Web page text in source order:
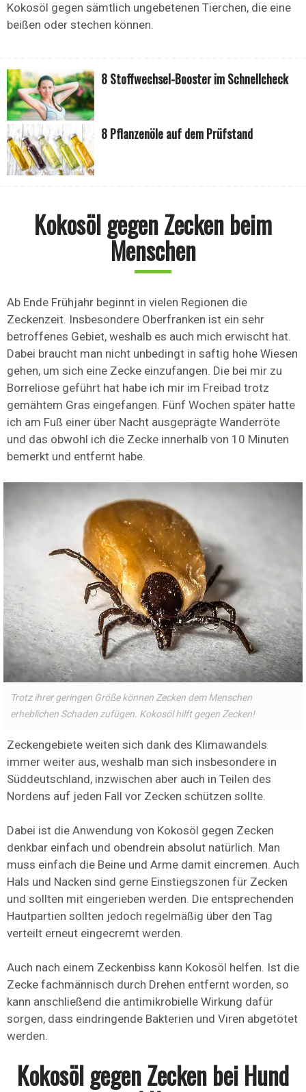
Kokosöl gegen sämtlich ungebetenen Tierchen, die eine
beißen oder stechen können.
8 Stoffwechsel-Booster im Schnellcheck
8 Pflanzenöle auf dem Prüfstand
Kokosöl gegen Zecken beim
Menschen
Ab Ende Frühjahr beginnt in vielen Regionen die
Zeckenzeit. Insbesondere Oberfranken ist ein sehr
betroffenes Gebiet, weshalb es auch mich erwischt hat.
Dabei braucht man nicht unbedingt in saftig hohe Wiesen
gehen, um sich eine Zecke einzufangen. Die bei mir zu
Borreliose geführt hat habe ich mir im Freibad trotz
gemähtem Gras eingefangen. Fünf Wochen später hatte
ich am Fuß einer über Nacht ausgeprägte Wanderröte
und das obwohl ich die Zecke innerhalb von 10 Minuten
bemerkt und entfernt habe.
Trotz ihrer geringen Größe können Zecken dem Menschen
erheblichen Schaden zufügen. Kokosöl hilft gegen Zecken!
Zeckengebiete weiten sich dank des Klimawandels
immer weiter aus, weshalb man sich insbesondere in
Süddeutschland, inzwischen aber auch in Teilen des
Nordens auf jeden Fall vor Zecken schützen sollte.
Dabei ist die Anwendung von Kokosöl gegen Zecken
denkbar einfach und obendrein absolut natürlich. Man
muss einfach die Beine und Arme damit eincremen. Auch
Hals und Nacken sind gerne Einstiegszonen für Zecken
und sollten mit eingerieben werden. Die entsprechenden
Hautpartien sollten jedoch regelmäßig über den Tag
verteilt erneut eingecremt werden.
Auch nach einem Zeckenbiss kann Kokosöl helfen. Ist die
Zecke fachmännisch durch Drehen entfernt worden, so
kann anschließend die antimikrobielle Wirkung dafür
sorgen, dass eindringende Bakterien und Viren abgetötet
werden.
Kokosöl gegen Zecken bei Hund